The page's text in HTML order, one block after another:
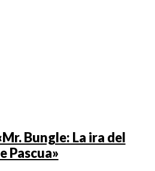
Bungle: La ira del
Pascua»